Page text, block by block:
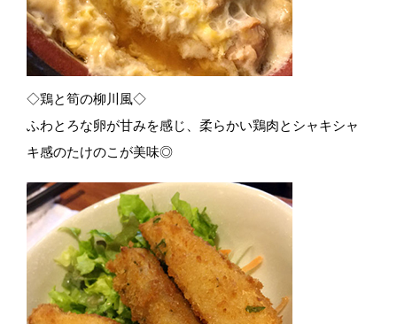
◇鶏と筍の柳川風◇
ふわとろな卵が甘みを感じ、柔らかい鶏肉とシャキシャ
キ感のたけのこが美味◎